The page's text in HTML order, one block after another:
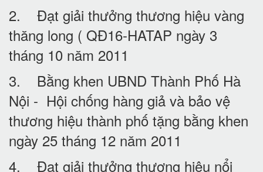
2. Đạt giải thưởng thương hiệu vàng
thăng long ( QĐ16-HATAP ngày 3
tháng 10 năm 2011
3. Bằng khen UBND Thành Phố Hà
Nội - Hội chống hàng giả và bảo vệ
thương hiệu thành phố tặng bằng khen
ngày 25 tháng 12 năm 2011
4. Đạt giải thưởng thương hiệu nổi